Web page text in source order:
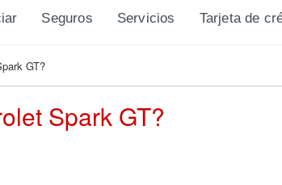
Seguros Servicios Tarjeta de
GT?
Spark GT?